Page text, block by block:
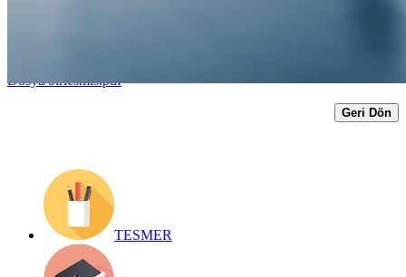
Dosya/birlesmis.pdf
Geri Dön
TESMER